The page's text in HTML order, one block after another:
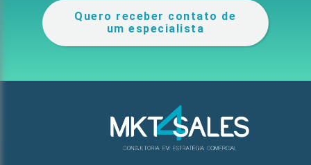
Quero receber contato de
um especialista